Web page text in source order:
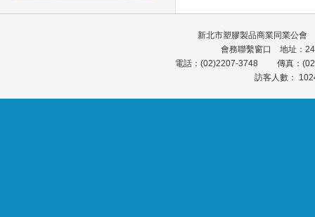
新北市塑膠製品商業同業公會
會務聯繫窗口 地址：
電話：(02)2207-3748 傳真：
訪客人數：